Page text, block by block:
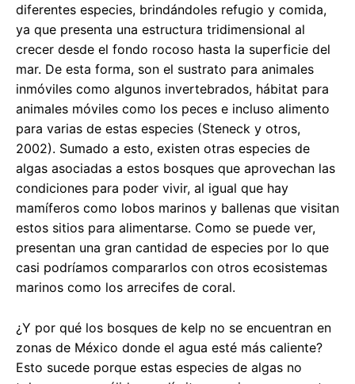
diferentes especies, brindándoles refugio y comida,
ya que presenta una estructura tridimensional al
crecer desde el fondo rocoso hasta la superficie del
mar. De esta forma, son el sustrato para animales
inmóviles como algunos invertebrados, hábitat para
animales móviles como los peces e incluso alimento
para varias de estas especies (Steneck y otros,
2002). Sumado a esto, existen otras especies de
algas asociadas a estos bosques que aprovechan las
condiciones para poder vivir, al igual que hay
mamíferos como lobos marinos y ballenas que visitan
estos sitios para alimentarse. Como se puede ver,
presentan una gran cantidad de especies por lo que
casi podríamos compararlos con otros ecosistemas
marinos como los arrecifes de coral.
¿Y por qué los bosques de kelp no se encuentran en
zonas de México donde el agua esté más caliente?
Esto sucede porque estas especies de algas no